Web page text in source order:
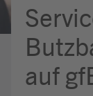
auf